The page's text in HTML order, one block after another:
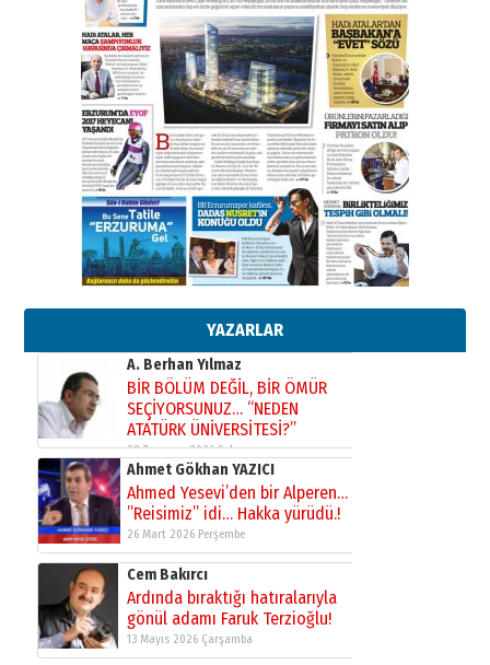
YAZARLAR
02 Ağustos 2026 Pazar
Kadir SABUNCUOĞLU
Erzurumspor’un köşe taşları
29 Haziran 2026 Pazartesi
Kenan GÜLERCİ
Murat Şahsuvaroğlu ERKON’da
çıtayı yukarı taşırken,
yönetimdekiler aşağı
çekmemeli!
17 Şubat 2026 SalıOrhan BOZKURT
Bir fotoğraf, bir şehir, bir
A. Berhan Yılmaz
BİR BÖLÜM DEĞİL, BİR ÖMÜR
SEÇİYORSUNUZ… “NEDEN
ATATÜRK ÜNİVERSİTESİ?”
28 Temmuz 2026 Salı
Ahmet Gökhan YAZICI
Ahmed Yesevi’den bir Alperen…
”Reisimiz” idi… Hakka yürüdü.!
26 Mart 2026 Perşembe
Cem Bakırcı
Ardında bıraktığı hatıralarıyla
gönül adamı Faruk Terzioğlu!
13 Mayıs 2026 Çarşamba